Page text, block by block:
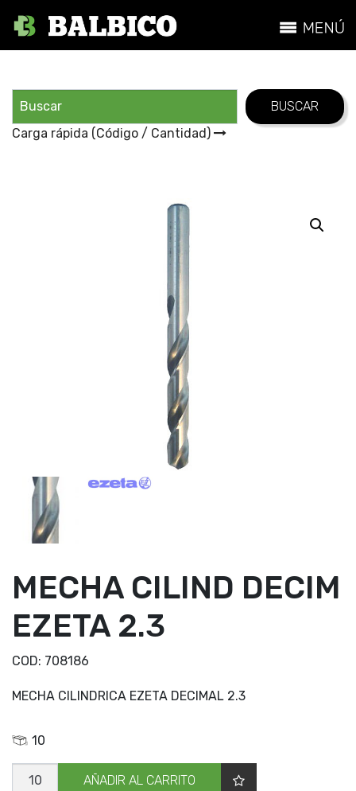
Carga rápida (Código / Cantidad)
MECHA CILIND DECIM
EZETA 2.3
COD: 708186
MECHA CILINDRICA EZETA DECIMAL 2.3
10
MECHA
CILIND
AÑADIR AL CARRITO